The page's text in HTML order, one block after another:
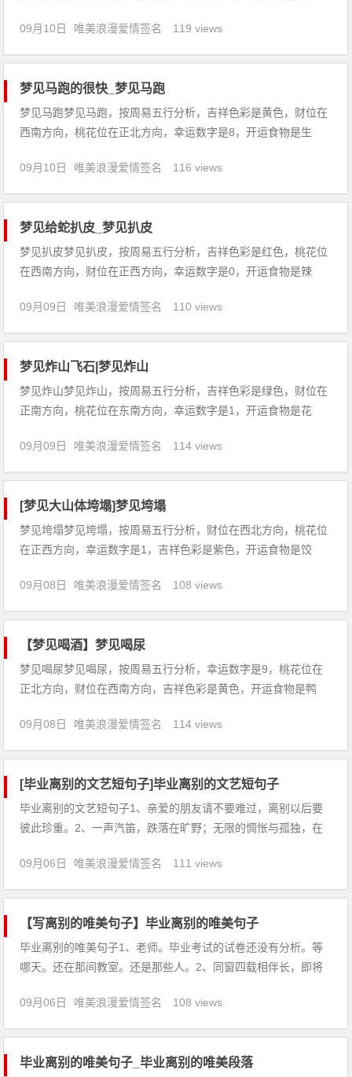
味着检讨过去，策划将来，可得平顺与财利。2、怀孕的人梦见
黄沙，预示生男顺利句子大全http: Www 1juzI coM
09月10日 唯美浪漫爱情签名 119 views
梦见马跑的很快_梦见马跑
梦见马跑梦见马跑，按周易五行分析，吉祥色彩是黄色，财位在
西南方向，桃花位在正北方向，幸运数字是8，开运食物是生
明互相发掘缺点，若能包容对方婚可成。2、做生意的人梦见马
跑，代表停顿或经营不利，宜守。3、出行的人梦见马跑句子大
09月10日 唯美浪漫爱情签名 116 views
梦见给蛇扒皮_梦见扒皮
梦见扒皮梦见扒皮，按周易五行分析，吉祥色彩是红色，桃花位
在西南方向，财位在正西方向，幸运数字是0，开运食物是辣
事不顺，健康欠佳，宜多保重。2、做生意的人梦见扒皮，有波
折阻碍多，应重新整顿内部再开业。3、怀孕的人梦见扒皮，生
09月09日 唯美浪漫爱情签名 110 views
梦见炸山飞石|梦见炸山
梦见炸山梦见炸山，按周易五行分析，吉祥色彩是绿色，财位在
正南方向，桃花位在东南方向，幸运数字是1，开运食物是花
味着火灾或官司，损失财物多，宜谨慎小心。2、出行的人梦见
炸山，建议延期外出为佳。3、怀孕的人梦见炸山，预示生男句
09月09日 唯美浪漫爱情签名 114 views
[梦见大山体垮塌]梦见垮塌
梦见垮塌梦见垮塌，按周易五行分析，财位在西北方向，桃花位
在正西方向，幸运数字是1，吉祥色彩是紫色，开运食物是饺
味着困难重重，水边危险，郊游少去，阴人纠缠。2、怀孕的人
梦见垮塌，预示生女，忌动土动胎气。3、恋爱中的人梦见垮塌
09月08日 唯美浪漫爱情签名 108 views
【梦见喝酒】梦见喝尿
梦见喝尿梦见喝尿，按周易五行分析，幸运数字是9，桃花位在
正北方向，财位在西南方向，吉祥色彩是黄色，开运食物是鸭
表筹划周密再进行，否则遭受失败。2、恋爱中的人梦见喝尿，
说明等职业固定之后婚姻即可成。3、怀孕的人梦见喝尿句子大
09月08日 唯美浪漫爱情签名 114 views
[毕业离别的文艺短句子]毕业离别的文艺短句子
毕业离别的文艺短句子1、亲爱的朋友请不要难过，离别以后要
彼此珍重。2、一声汽笛，跌落在旷野；无限的惆怅与孤独，在
光下畅谈的情景吗？谈学习理想，还有……将来即使我们天各一
方，但那晚的星空我永远都会记得。4、这个
09月06日 唯美浪漫爱情签名 111 views
【写离别的唯美句子】毕业离别的唯美句子
毕业离别的唯美句子1、老师。毕业考试的试卷还没有分析。等
哪天。还在那间教室。还是那些人。2、同窗四载相伴长，即将
芳，真挚友谊铁又强，祝愿毕业赴康庄，万里鹏程豪气扬。3、
分别时，我们没有流连的泪眼，相对，无语。看夕阳透过文峰塔
09月06日 唯美浪漫爱情签名 108 views
毕业离别的唯美句子_毕业离别的唯美段落